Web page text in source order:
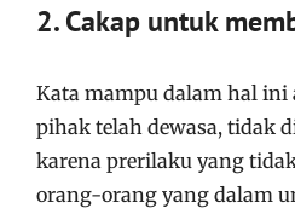
2. Cakap untuk
Kata mampu dalam hal ini
pihak telah dewasa, tidak
karena prerilaku yang
orang-orang yang dalam